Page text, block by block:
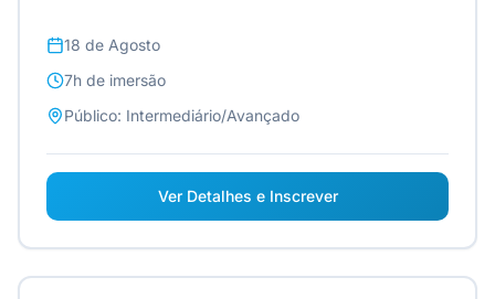
18 de Agosto
7h de imersão
Público: Intermediário/Avançado
Ver Detalhes e Inscrever